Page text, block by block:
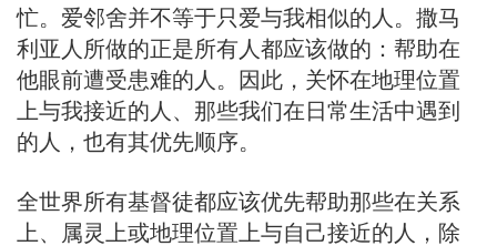
忙。爱邻舍并不等于只爱与我相似的人。撒马
利亚人所做的正是所有人都应该做的：帮助在
他眼前遭受患难的人。因此，关怀在地理位置
上与我接近的人、那些我们在日常生活中遇到
的人，也有其优先顺序。
全世界所有基督徒都应该优先帮助那些在关系
上、属灵上或地理位置上与自己接近的人，除